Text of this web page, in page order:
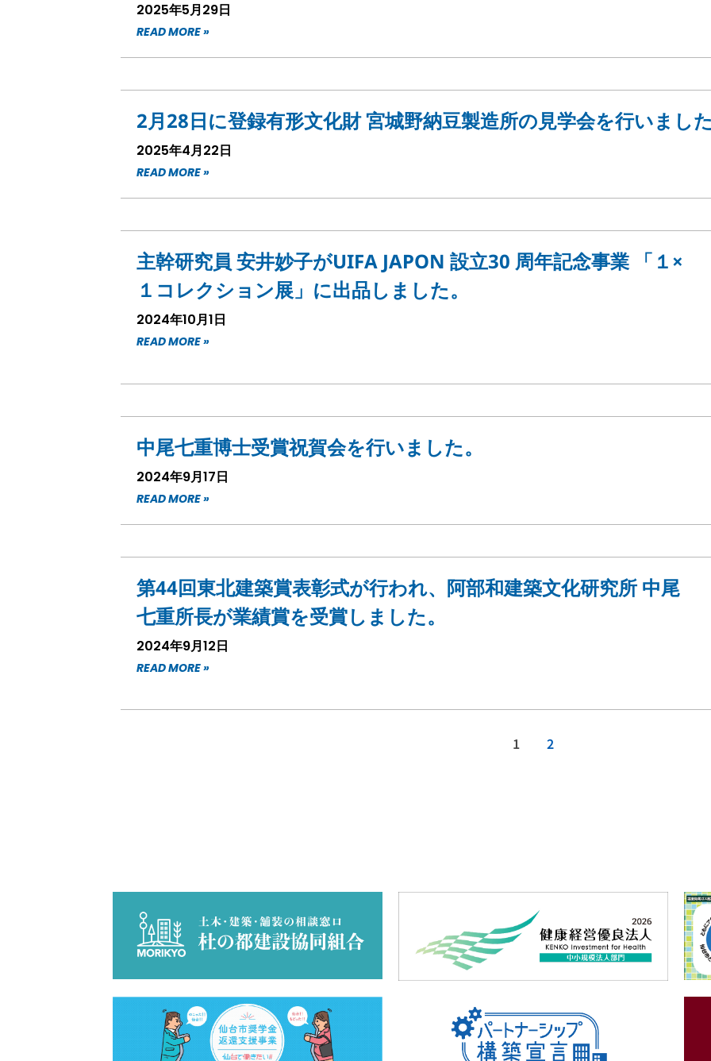
2025年5月29日
READ MORE »
2月28日に登録有形文化財 宮城野納豆製造所の見学会を行いまし
2025年4月22日
READ MORE »
主幹研究員 安井妙子がUIFA JAPON 設立30 周年記念事業 「１×
１コレクション展」に出品しました。
2024年10月1日
READ MORE »
中尾七重博士受賞祝賀会を行いました。
2024年9月17日
READ MORE »
第44回東北建築賞表彰式が行われ、阿部和建築文化研究所 中尾
七重所長が業績賞を受賞しました。
2024年9月12日
READ MORE »
1 2